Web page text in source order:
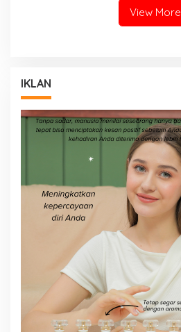
View More
IKLAN